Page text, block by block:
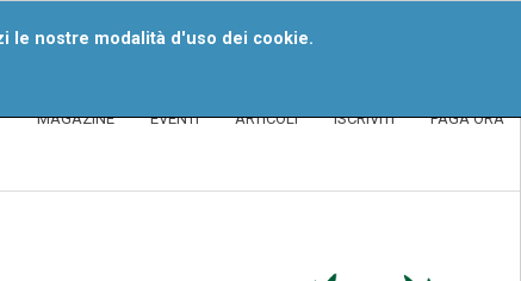
le nostre modalità d'uso dei cookie.
MAGAZINE EVENTI ARTICOLI ISCRIVITI PAGA ORA